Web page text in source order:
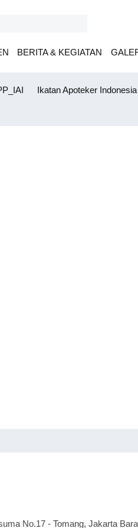
BERITA & KEGIATAN
Ikatan Apoteker
No.17 - Tomang, Jakarta